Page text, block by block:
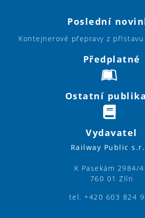
Poslední
Kontejnerové přepravy z
Předplatné
Ostatní
Vydavatel
Railway Public
K Pasekám 2984/
760 01 Zlín
tel. +420 603 824